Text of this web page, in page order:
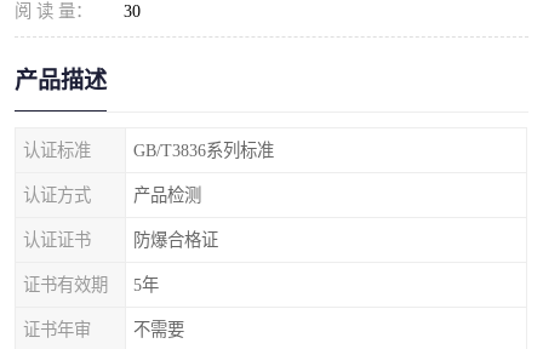
阅 读 量： 30
产品描述
认证标准 GB/T3836系列标准
认证方式 产品检测
认证证书 防爆合格证
证书有效期 5年
证书年审 不需要